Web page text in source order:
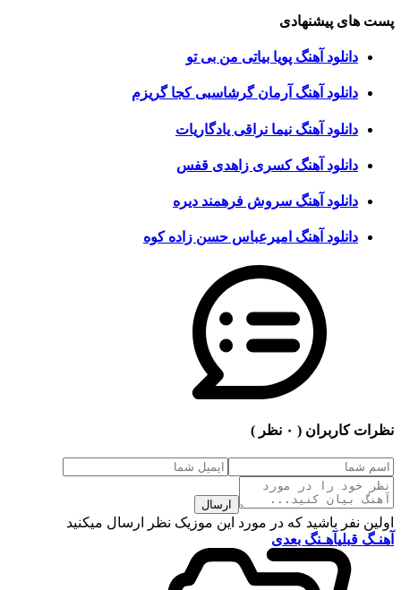
پست های پیشنهادی
دانلود آهنگ پویا بیاتی من بی تو
دانلود آهنگ آرمان گرشاسبی کجا گریزم
دانلود آهنگ نیما نراقی یادگاریات
دانلود آهنگ کسری زاهدی قفس
دانلود آهنگ سروش فرهمند دیره
دانلود آهنگ امیرعباس حسن زاده کوه
نظرات کاربران ( ۰ نظر )
ارسال
اولین نفر باشید که در مورد این موزیک نظر ارسال میکنید
آهنـگ قبلیآهـنگ بعدی